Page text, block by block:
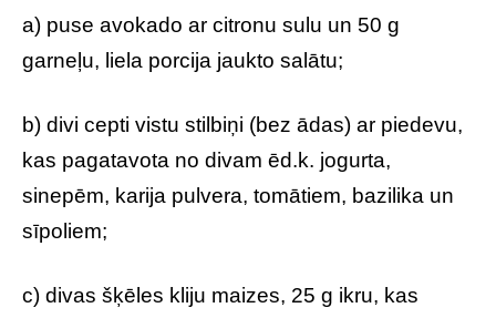
a) puse avokado ar citronu sulu un 50 g
garneļu, liela porcija jaukto salātu;
b) divi cepti vistu stilbiņi (bez ādas) ar piedevu,
kas pagatavota no divam ēd.k. jogurta,
sinepēm, karija pulvera, tomātiem, bazilika un
sīpoliem;
c) divas šķēles kliju maizes, 25 g ikru, kas